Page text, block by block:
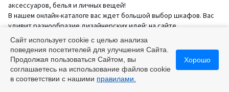
аксессуаров, белья и личных вещей!
В нашем онлайн-каталоге вас ждет большой выбор шкафов. Вас
удивит разнообразие дизайнерских идей: на сайте
представлена мебель из массива сосны и дуба, модели с
антрацитовыми металлическими дверцами и универсальные
стеллажи для книг. Модный гардероб из орехового дерева
добавит в атмосферу комнаты нотки французского шика, а
стильный шкафчик с плетеными вставками придаст помещению
Сайт использует cookie с целью анализа
поведения посетителей для улучшения Сайта.
Продолжая пользоваться Сайтом, вы
соглашаетесь на использование файлов cookie
в соответствии с нашими правилами.
Хорошо